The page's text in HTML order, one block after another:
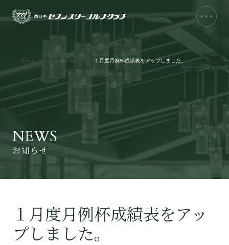
NEWS
お知らせ
ホーム お知らせ １月度月例杯成績表をアップしました。
１月度月例杯成績表をアッ
プしました。